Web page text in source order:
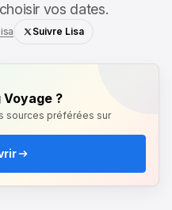
vos dates.
Suivre Lisa
Voyage ?
sources préférées sur